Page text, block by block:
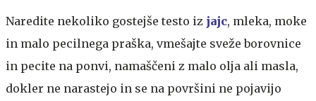
Naredite nekoliko gostejše testo iz jajc, mleka, moke
in malo pecilnega praška, vmešajte sveže borovnice
in pecite na ponvi, namaščeni z malo olja ali masla,
dokler ne narastejo in se na površini ne pojavijo